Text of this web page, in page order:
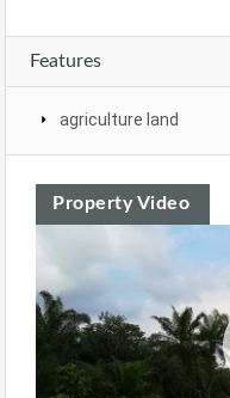
Features
agriculture land
Property Video